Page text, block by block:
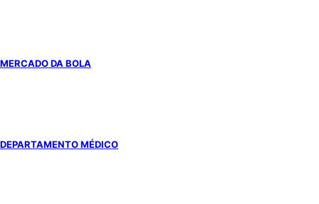
MERCADO DA BOLA
DEPARTAMENTO MÉDICO